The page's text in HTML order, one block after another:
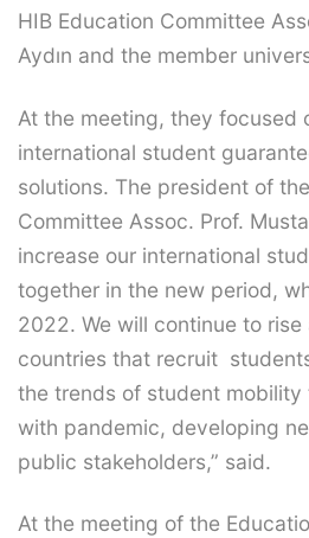
HIB Education Committee
Aydın and the member
At the meeting, they focused
international student
solutions. The president of
Committee Assoc. Prof.
increase our international
together in the new period,
2022. We will continue to
countries that recruit
the trends of student
with pandemic, developing
public stakeholders,” said.
At the meeting of the